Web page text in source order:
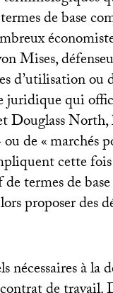
de base
Mises,
d’utilisation ou
qui
Douglass
ou de «marchés
cette
termes de
proposer des
nécessaires à la